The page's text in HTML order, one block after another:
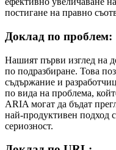
постигане на правно
Доклад по проблем:
Нашият първи изглед на
по подразбиране. Това
съдържание и
по вида на проблема,
ARIA могат да бъдат
най-продуктивен подход
сериозност.